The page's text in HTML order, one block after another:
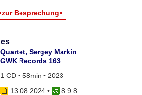
Besprechung«
Sergey Markin
GWK Records 163
1 CD • 58min • 2023
13.08.2024•
8 9 8